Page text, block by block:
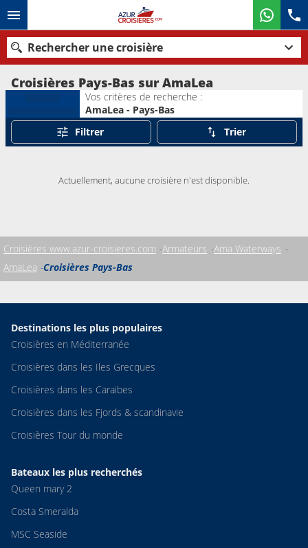
Rechercher une croisière
Nos destinations
Compagnies
Croisières Pays-Bas sur AmaLea
Vos critères de recherche :
AmaLea - Pays-Bas
Filtrer Trier
Actuellement, aucune croisière n'est disponible.
Croisières www.azur-croisieres.com Armateurs Ama Waterways
AmaLea Croisières Pays-Bas
Destinations les plus populaires
Croisières en Méditerranée
Croisières dans les Iles Grecques
Croisières dans les Caraibes
Croisières dans les Fjords & scandinavie
Croisières Tour du monde
Bateaux les plus recherchés
Queen mary 2
Costa Smeralda
MSC Seaside